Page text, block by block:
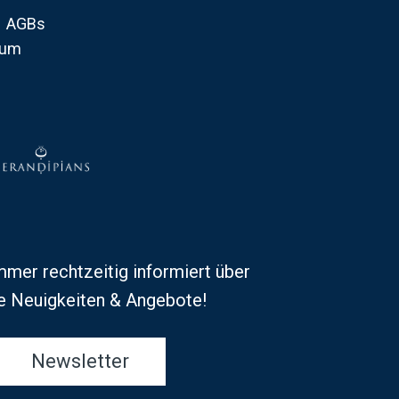
AGBs
rechtzeitig informiert über
Neuigkeiten & Angebote!
Newsletter